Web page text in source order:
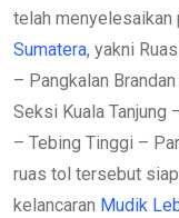
telah menyelesaikan
Sumatera, yakni
– Pangkalan
Seksi Kuala Tanjung
– Tebing Tinggi –
ruas tol tersebut
kelancaran Mudik